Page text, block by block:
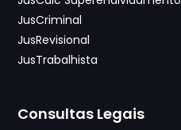
JusCriminal
JusRevisional
JusTrabalhista
Consultas Legais